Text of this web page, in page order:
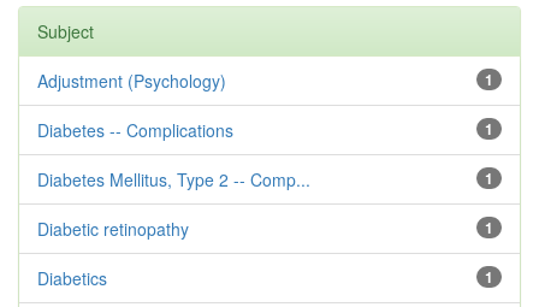
Subject
1
Adjustment ‪(Psychology)
1
Diabetes -- Complications
1
Diabetes Mellitus, Type 2 -- Comp...
1
Diabetic retinopathy
1
Diabetics